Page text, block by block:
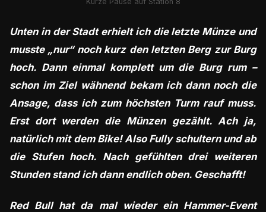
Unten in der Stadt erhielt ich die letzte Münze und
musste „nur“ noch kurz den letzten Berg zur Burg
hoch. Dann einmal komplett um die Burg rum –
schon im Ziel wähnend bekam ich dann noch die
Ansage, dass ich zum höchsten Turm rauf muss.
Erst dort werden die Münzen gezählt. Ach ja,
natürlich mit dem Bike! Also Fully schultern und ab
die Stufen hoch. Nach gefühlten drei weiteren
Stunden stand ich dann endlich oben. Geschafft!
Red Bull hat da mal wieder ein Hammer-Event